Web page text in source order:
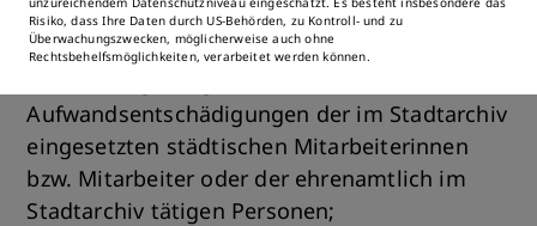
sind zweckgebunden einzusetzen zur ganzen
oder teilweisen Finanzierung insbesondere
Aufwandsentschädigungen der im Stadtarchiv
eingesetzten städtischen Mitarbeiterinnen
bzw. Mitarbeiter oder der ehrenamtlich im
Stadtarchiv tätigen Personen;
Risiko, dass Ihre Daten durch US-Behörden, zu Kontroll- und zu
Überwachungszwecken, möglicherweise auch ohne
Rechtsbehelfsmöglichkeiten, verarbeitet werden können.